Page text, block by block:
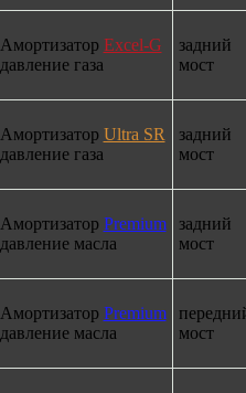
Амортизатор Excel-G
давление газа
задний
мост
Амортизатор Ultra SR
давление газа
задний
мост
Амортизатор Premium
давление масла
задний
мост
Амортизатор Premium
давление масла
мост